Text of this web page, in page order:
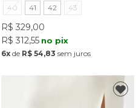
40 41 42 43
R$ 329,00
R$ 312,55 no pix
6x de R$ 54,83 sem juros